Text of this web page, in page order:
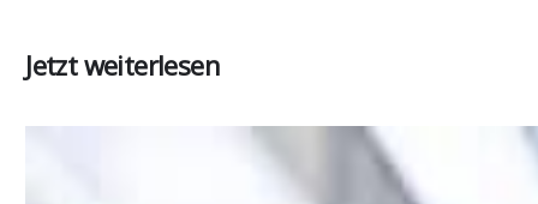
Jetzt weiterlesen